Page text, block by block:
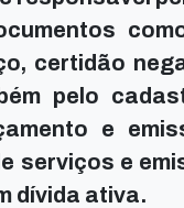
certidão
pelo
e
serviços e
dívida ativa.